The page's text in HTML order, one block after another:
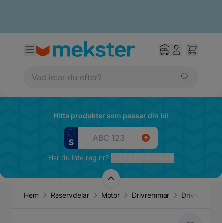
Hitta produkter som passar din bil
Har du inte reg nr?
Hem Reservdelar Motor Drivremmar Drivrem